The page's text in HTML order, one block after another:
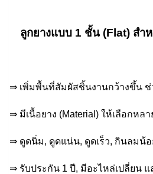
ลูกยางแบบ 1 ชั้น (Flat) สำ
⇒ เพิ่มพื้นที่สัมผัสชิ้นงานกว้างขึ้น ช่
⇒ มีเนื้อยาง (Material) ให้เลือกหล
⇒ ดูดนิ่ม, ดูดแน่น, ดูดเร็ว, กินลมน้
⇒ รับประกัน 1 ปี, มีอะไหล่เปลี่ยน